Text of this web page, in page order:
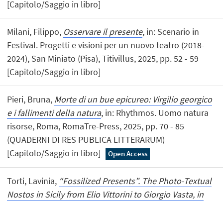
[Capitolo/Saggio in libro]
Milani, Filippo, Osservare il presente, in: Scenario in
Festival. Progetti e visioni per un nuovo teatro (2018-
2024), San Miniato (Pisa), Titivillus, 2025, pp. 52 - 59
[Capitolo/Saggio in libro]
Pieri, Bruna, Morte di un bue epicureo: Virgilio georgico
e i fallimenti della natura, in: Rhythmos. Uomo natura
risorse, Roma, RomaTre-Press, 2025, pp. 70 - 85
(QUADERNI DI RES PUBLICA LITTERARUM)
[Capitolo/Saggio in libro]
Open Access
Torti, Lavinia, “Fossilized Presents”. The Photo-Textual
Nostos in Sicily from Elio Vittorini to Giorgio Vasta, in